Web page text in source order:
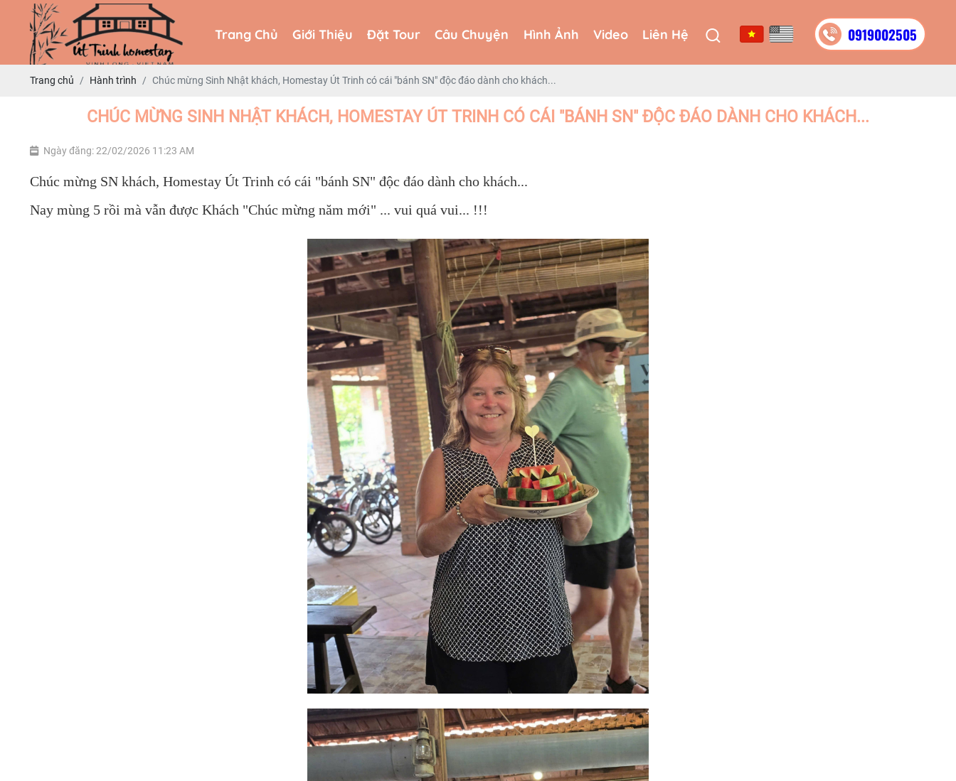
Trang Chủ Giới Thiệu Đặt Tour Câu Chuyện Hình Ảnh Video Liên Hệ 0919002505
Trang Chủ Giới Thiệu Đặt Tour Câu Chuyện Hình Ảnh Video Liên Hệ 0919002505
Trang chủ Hành trình Chúc mừng Sinh Nhật khách, Homestay Út Trinh có cái "bánh SN" độc đáo dành cho khách...
CHÚC MỪNG SINH NHẬT KHÁCH, HOMESTAY ÚT TRINH CÓ CÁI "BÁNH SN" ĐỘC ĐÁO DÀNH CHO KHÁCH...
Ngày đăng: 22/02/2026 11:23 AM
Chúc mừng SN khách, Homestay Út Trinh có cái "bánh SN" độc đáo dành cho khách...
Nay mùng 5 rồi mà vẫn được Khách "Chúc mừng năm mới" ... vui quá vui... !!!